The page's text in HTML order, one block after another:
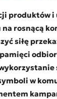
produktów i
rosnącą
siłę
w